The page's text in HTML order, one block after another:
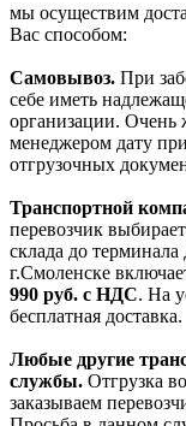
мы осуществим
Вас способом:
Самовывоз. При
себе иметь
организации. Очень
менеджером дату
отгрузочных
Транспортной
перевозчик
склада до
г.Смоленске
990 руб. с НДС. На
бесплатная доставка.
Любые другие
службы. Отгрузка
заказываем